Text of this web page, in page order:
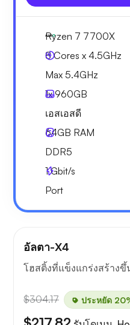
Ryzen 7 7700X
8 Cores x 4.5GHz
Max 5.4GHz
1x960GB
เอสเอสดี
64GB RAM
DDR5
1Gbit/s
Port
อัลตา-X4
โฮสติ้งที่แข็งแกร่งสร้าง
$304.17 ประหยัด